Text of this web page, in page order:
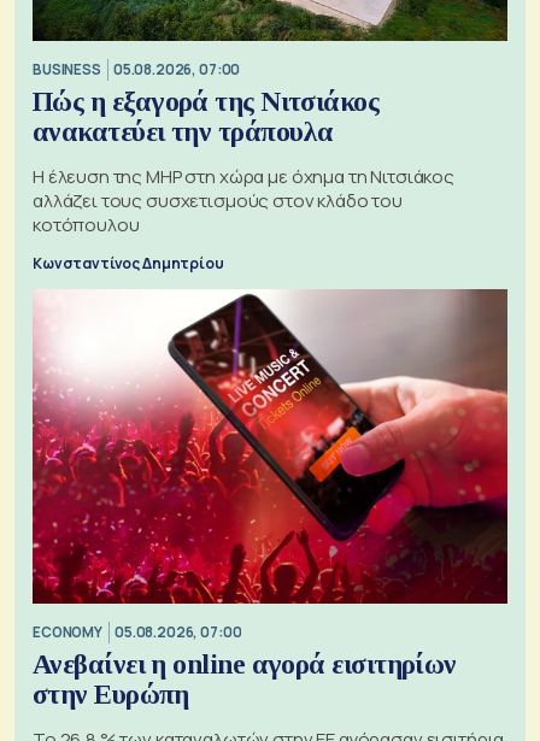
BUSINESS 05.08.2026, 07:00
Πώς η εξαγορά της Νιτσιάκος
ανακατεύει την τράπουλα
H έλευση της MHP στη χώρα με όχημα τη Νιτσιάκος
αλλάζει τους συσχετισμούς στον κλάδο του
κοτόπουλου
Κωνσταντίνος Δημητρίου
ECONOMY 05.08.2026, 07:00
Ανεβαίνει η online αγορά εισιτηρίων
στην Ευρώπη